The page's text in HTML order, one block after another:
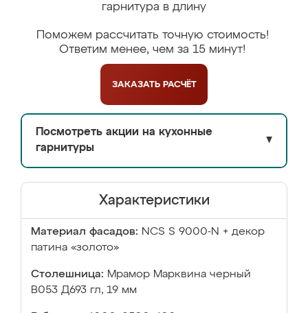
гарнитура в длину
Поможем рассчитать точную стоимость!
Ответим менее, чем за 15 минут!
ЗАКАЗАТЬ РАСЧЁТ
Посмотреть акции на кухонные
гарнитуры
▼
Характеристики
Материал фасадов: NCS S 9000-N + декор
патина «золото»
Столешница: Мрамор Марквина черный
В053 Д693 гл, 19 мм